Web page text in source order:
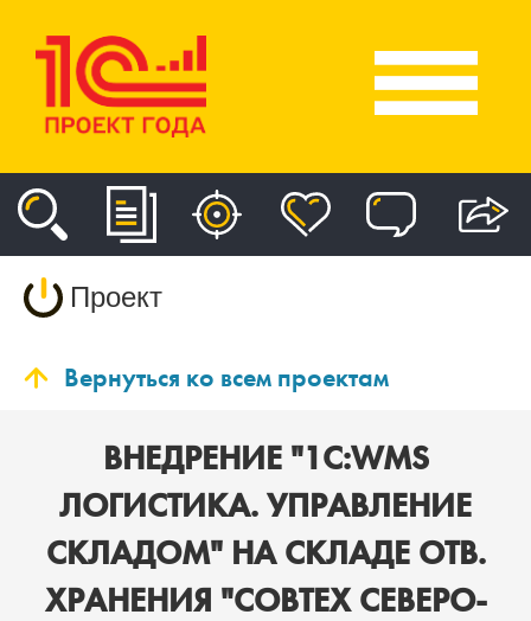
Проект
Вернуться ко всем проектам
ВНЕДРЕНИЕ "1С:WMS
ЛОГИСТИКА. УПРАВЛЕНИЕ
СКЛАДОМ" НА СКЛАДЕ ОТВ.
ХРАНЕНИЯ "СОВТЕХ СЕВЕРО-